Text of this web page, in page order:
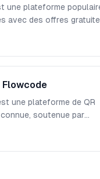
une plateforme
avec des offres
filigrane et avec une
se comparent en termes
une plateforme de QR
soutenue par
approche différente —